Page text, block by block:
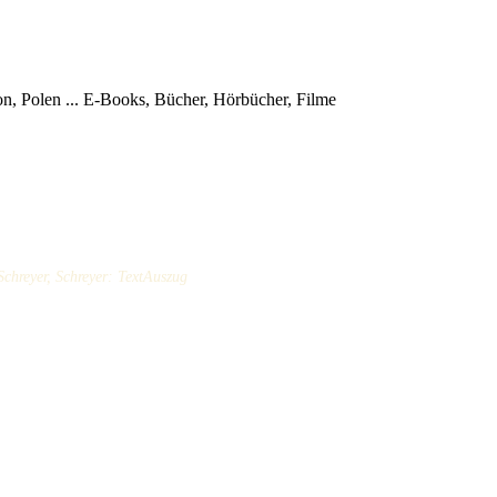
Polen ... E-Books, Bücher, Hörbücher, Filme
Schreyer: TextAuszug